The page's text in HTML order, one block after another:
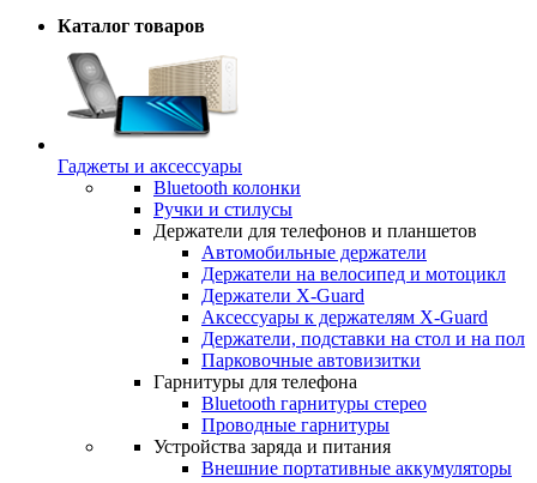
Каталог товаров
Гаджеты и аксессуары
Bluetooth колонки
Ручки и стилусы
Держатели для телефонов и планшетов
Автомобильные держатели
Держатели на велосипед и мотоцикл
Держатели X-Guard
Аксессуары к держателям X-Guard
Держатели, подставки на стол и на пол
Парковочные автовизитки
Гарнитуры для телефона
Bluetooth гарнитуры стерео
Проводные гарнитуры
Устройства заряда и питания
Внешние портативные аккумуляторы